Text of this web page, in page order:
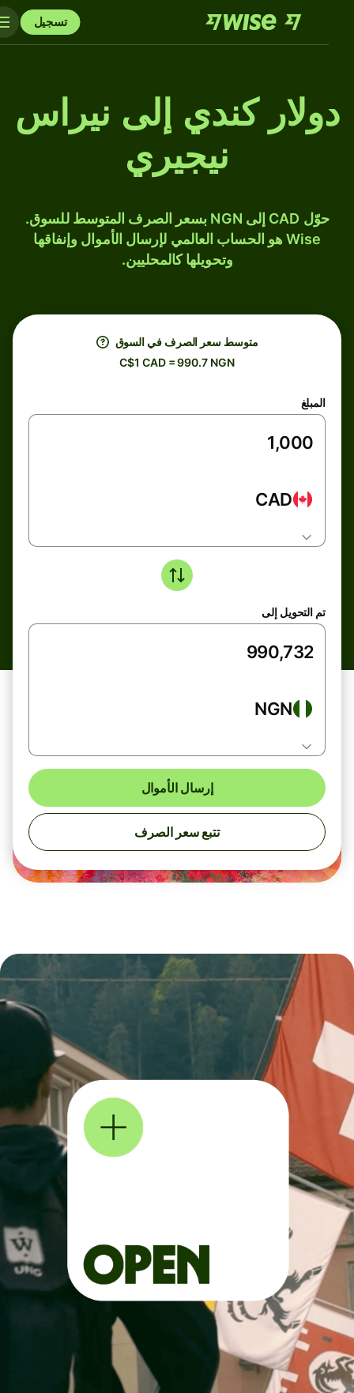
تسجيل
دولار كندي إلى نيراس
نيجيري
حوّل CAD إلى NGN بسعر الصرف المتوسط للسوق.
Wise هو الحساب العالمي لإرسال الأموال وإنفاقها
وتحويلها كالمحليين.
متوسط ​​سعر الصرف في السوق
C$1 CAD = 990.7 NGN
المبلغ
CAD
تم التحويل إلى
NGN
إرسال الأموال
تتبع سعر الصرف